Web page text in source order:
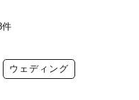
件
ウェディング